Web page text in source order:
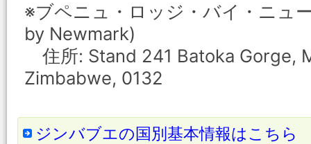
※ブペニュ・ロッジ・バイ・ニュ
by Newmark)
住所: Stand 241 Batoka Gorge,
Zimbabwe, 0132
ジンバブエの国別基本情報はこちら